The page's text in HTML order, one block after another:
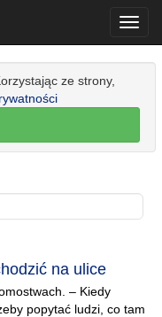
ze strony,
na ulice
– Kiedy
popytać ludzi, co tam